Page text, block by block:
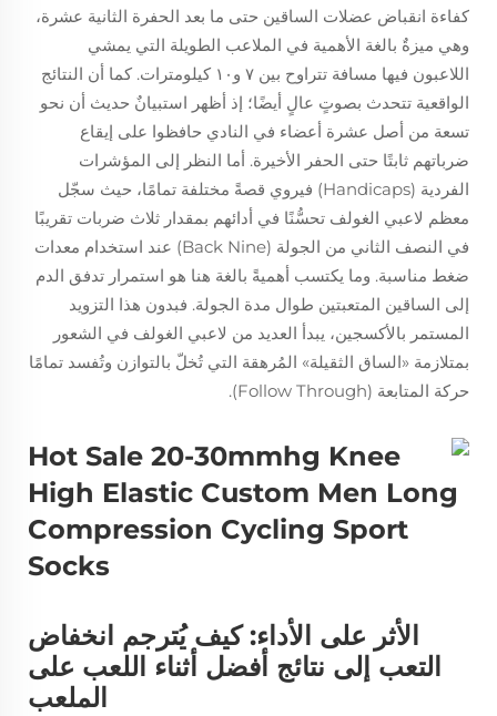
كفاءة انقباض عضلات الساقين حتى ما بعد الحفرة الثانية عشرة،
وهي ميزةٌ بالغة الأهمية في الملاعب الطويلة التي يمشي
اللاعبون فيها مسافة تتراوح بين ٧ و١٠ كيلومترات. كما أن النتائج
الواقعية تتحدث بصوتٍ عالٍ أيضًا؛ إذ أظهر استبيانٌ حديث أن نحو
تسعة من أصل عشرة أعضاء في النادي حافظوا على إيقاع
ضرباتهم ثابتًا حتى الحفر الأخيرة. أما النظر إلى المؤشرات
الفردية (Handicaps) فيروي قصةً مختلفة تمامًا، حيث سجّل
معظم لاعبي الغولف تحسُّنًا في أدائهم بمقدار ثلاث ضربات تقريبًا
في النصف الثاني من الجولة (Back Nine) عند استخدام معدات
ضغط مناسبة. وما يكتسب أهميةً بالغة هنا هو استمرار تدفق الدم
إلى الساقين المتعبتين طوال مدة الجولة. فبدون هذا التزويد
المستمر بالأكسجين، يبدأ العديد من لاعبي الغولف في الشعور
بمتلازمة «الساق الثقيلة» المُرهقة التي تُخلّ بالتوازن وتُفسد تمامًا
حركة المتابعة (Follow Through).
الأثر على الأداء: كيف يُترجم انخفاض
التعب إلى نتائج أفضل أثناء اللعب على
الملعب